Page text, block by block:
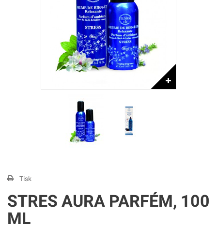
Tisk
STRES AURA PARFÉM, 100
ML